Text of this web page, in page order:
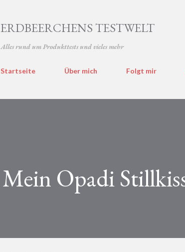
ERDBEERCHENS TESTWELT
Alles rund um Produkttests und vieles mehr
Startseite Über mich Folgt mir
Mein Opadi